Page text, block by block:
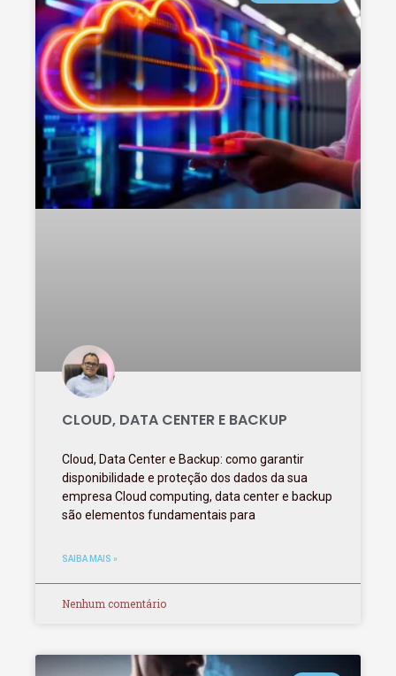
CLOUD, DATA CENTER E BACKUP
Cloud, Data Center e Backup: como garantir
disponibilidade e proteção dos dados da sua
empresa Cloud computing, data center e backup
são elementos fundamentais para
SAIBA MAIS »
Nenhum comentário